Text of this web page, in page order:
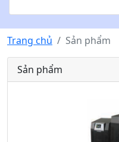
Trang chủ Sản phẩm
Sản phẩm